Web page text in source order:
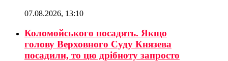
07.08.2026, 13:10
Коломойського посадять. Якщо
голову Верховного Суду Князева
посадили, то цю дрібноту запросто